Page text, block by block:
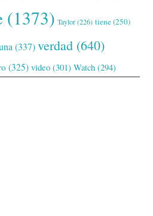
(1373) Taylor(226) tiene(250)
(337) verdad (640)
(325) video (301) Watch (294)